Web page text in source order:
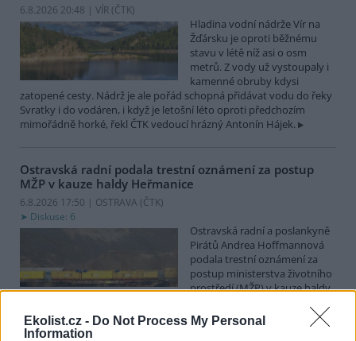
Ekolist.cz - Do Not Process My Personal
Information
6.8.2026 20:48 | VÍR (ČTK)
Hladina vodní nádrže Vír na
Žďársku je oproti běžnému
stavu v létě níž asi o osm
metrů. Z vody už vystoupaly i
kamenné obruby kdysi
zatopené cesty. Nádrž je ale pořád schopná přidávat vodu do řeky
Svratky i do vodáren, i když je letošní léto oproti předchozím
mimořádně horké, řekl ČTK vedoucí hrázný Antonín Hájek.
Ostravská radní podala trestní oznámení za postup
MŽP v kauze haldy Heřmanice
6.8.2026 17:50 | OSTRAVA (ČTK)
Diskuse: 6
Ostravská radní a poslankyně
Pirátů Andrea Hoffmannová
podala trestní oznámení za
postup ministerstva životního
prostředí (MŽP) v kauze haldy
pirátská strana. Požaduje, aby policie prověřila okolnosti odebrání
případu České inspekci životního prostředí (ČIŽP) a zastavení řízení.